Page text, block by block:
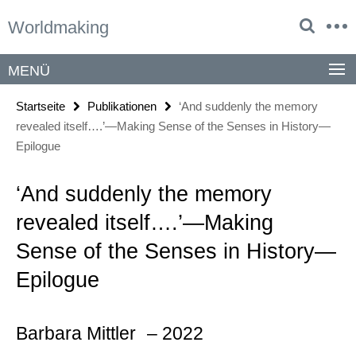
direkt
Inhalt
Worldmaking
Service-
MENÜ
Startseite Publikationen
‘And suddenly the memory
revealed itself….’—Making Sense of the Senses in History—
Epilogue
‘And suddenly the memory
revealed itself….’—Making
Sense of the Senses in History—
Epilogue
Barbara Mittler – 2022